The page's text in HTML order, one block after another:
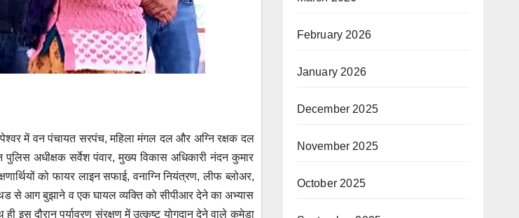
में वन पंचायत सरपंच, महिला मंगल दल और अग्नि रक्षक दल
पुलिस अधीक्षक सर्वेश पंवार, मुख्य विकास अधिकारी नंदन कुमार
को फायर लाइन सफाई, वनाग्नि नियंत्रण, लीफ ब्लोअर,
से आग बुझाने व एक घायल व्यक्ति को सीपीआर देने का अभ्यास
इस दौरान पर्यावरण संरक्षण में उत्कृष्ट योगदान देने वाले कमेड़ा
February 2026
January 2026
December 2025
November 2025
October 2025